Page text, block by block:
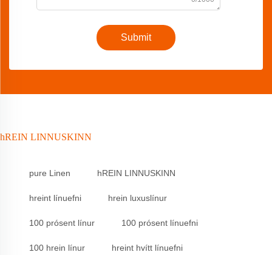
Submit
hREIN LINNUSKINN
pure Linen hREIN LINNUSKINN
hreint línuefni hrein luxuslínur
100 prósent línur 100 prósent línuefni
100 hrein línur hreint hvítt línuefni